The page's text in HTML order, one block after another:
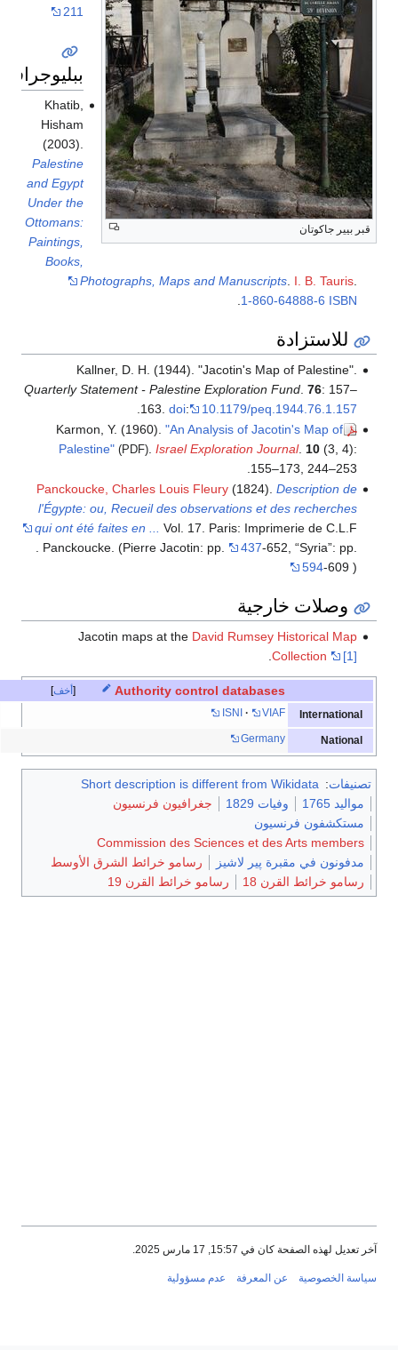
قبر بيير جاكوتان
211
ببليوجرافيا
Khatib,
Hisham
(2003).
Palestine
and Egypt
Under the
Ottomans:
Paintings,
Books,
Photographs, Maps and Manuscripts. I. B. Tauris.
ISBN
1-860-64888-6
.
للاستزادة
Kallner, D. H. (1944). "Jacotin's Map of Palestine".
Quarterly Statement - Palestine Exploration Fund .76: 157–
163.doi: 10.1179/peq.1944.76.1.157
Karmon, Y. (1960)."An Analysis of Jacotin's Map of
Palestine" (PDF) .Israel Exploration Journal. 10 (3, 4):
155–173, 244–253.
Panckoucke, Charles Louis Fleury (1824).Description de
l'Égypte: ou, Recueil des observations et des recherches
qui ont été faites en ... Vol. 17. Paris: Imprimerie de C.L.F
. Panckoucke. (Pierre Jacotin: pp. 437-652, “Syria”: pp.
594-609 )
وصلات خارجية
Jacotin maps at the David Rumsey Historical Map
Collection
[1]
.
أخف Authority control databases
International
ISNI VIAF
National
Germany
تصنيفات:
Short description is different from Wikidata
مواليد 1765
وفيات 1829
جغرافيون فرنسيون
مستكشفون فرنسيون
Commission des Sciences et des Arts members
مدفونون في مقبرة پير لاشيز
رسامو خرائط الشرق الأوسط
رسامو خرائط القرن 18
رسامو خرائط القرن 19
آخر تعديل لهذه الصفحة كان في 15:57, 17 مارس 2025.
سياسة الخصوصية عن المعرفة عدم مسؤولية